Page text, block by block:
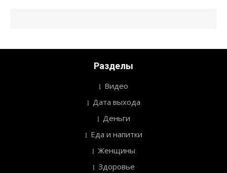
Разделы
Видео
Дата выхода
Деньги
Еда и напитки
Женщины
Здоровье